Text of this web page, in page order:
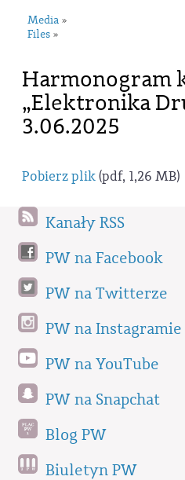
Media »
Files »
Harmonogram
„Elektronika
3.06.2025
Pobierz plik(pdf, 1,26 MB)
Kanały RSS
PW na Facebook
PW na Twitterze
PW na Instagramie
PW na YouTube
PW na Snapchat
Blog PW
Biuletyn PW